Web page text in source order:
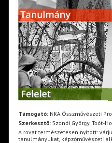
Támogató:NKA Összművészeti
Szerkesztő:Szondi György, Toót-
A rovat természetesen nyitott:
tanulmányukat, képzőművészeti